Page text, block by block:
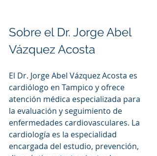
Sobre el Dr. Jorge Abel
Vázquez Acosta
El Dr. Jorge Abel Vázquez Acosta es
cardiólogo en Tampico y ofrece
atención médica especializada para
la evaluación y seguimiento de
enfermedades cardiovasculares. La
cardiología es la especialidad
encargada del estudio, prevención,